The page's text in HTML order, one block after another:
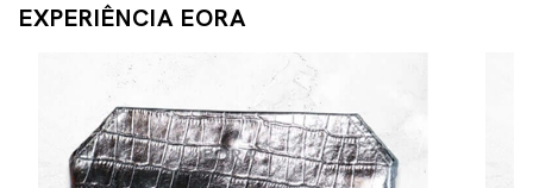
EXPERIÊNCIA EORA